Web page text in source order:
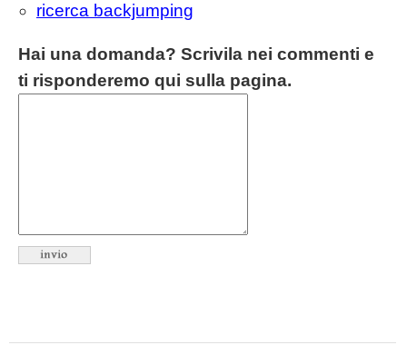
ricerca backjumping
Hai una domanda? Scrivila nei commenti e
ti risponderemo qui sulla pagina.